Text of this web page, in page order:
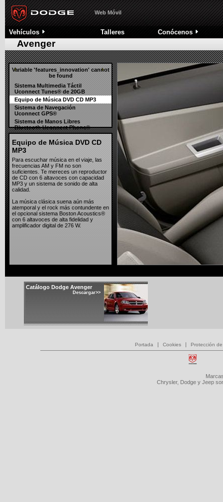
Web Móvil
Avenger
Sistema automático de Control de Presión de neumáticos
Alarma antirrobo e Inmovilizador Sentry Key®
Anclajes para asiento infantil Latch/Isofix®
Vehículos
Nitro
Avenger
Toda la gama
Concept Cars
Talleres Conócenos
Nuestra
Historia
Variable 'features_innovation' cannot
be found
Sistema Multimedia Táctil
Uconnect Tunes® de 20GB
Equipo de Música DVD CD MP3
Sistema de Navegación
Uconnect GPS®
Sistema de Manos Libres
Bluetooth Uconnect Phone®
Guantera refrigerada Chill Zone®
Equipo de Música DVD CD
MP3
Para escuchar música en el viaje, las
frecuencias AM y FM no son
suficientes. Te mereces un reproductor
de CD con 6 altavoces con capacidad
MP3 y un sistema de sonido de alta
calidad.
La música clásica suena aún más
atemporal y el rock más contundente en
el opcional sistema Boston Acoustics®
con 6 altavoces de alta fidelidad y
amplificador digital de 276 W.
Catálogo Dodge Avenger
Descargar>>
Portada | Cookies | Protección
Chrysler, Dodge y Jeep